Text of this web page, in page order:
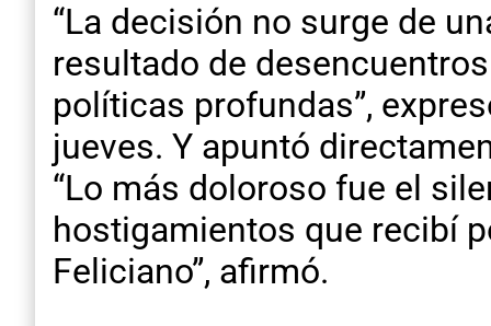
“La decisión no surge de
resultado de
políticas profundas”,
jueves. Y apuntó
“Lo más doloroso fue el
hostigamientos que recibí
Feliciano”, afirmó.